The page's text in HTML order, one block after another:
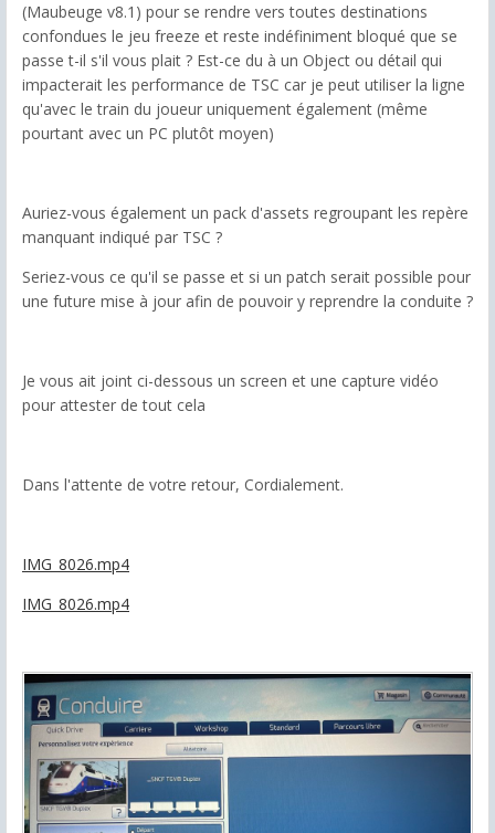
(Maubeuge v8.1) pour se rendre vers toutes destinations
confondues le jeu freeze et reste indéfiniment bloqué que se
passe t-il s'il vous plait ? Est-ce du à un Object ou détail qui
impacterait les performance de TSC car je peut utiliser la ligne
qu'avec le train du joueur uniquement également (même
pourtant avec un PC plutôt moyen)
Auriez-vous également un pack d'assets regroupant les repère
manquant indiqué par TSC ?
Seriez-vous ce qu'il se passe et si un patch serait possible pour
une future mise à jour afin de pouvoir y reprendre la conduite ?
Je vous ait joint ci-dessous un screen et une capture vidéo
pour attester de tout cela
Dans l'attente de votre retour, Cordialement.
IMG_8026.mp4
IMG_8026.mp4